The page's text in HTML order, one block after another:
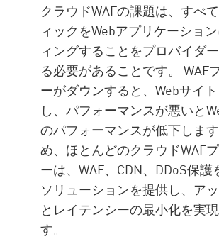
クラウドWAFの課題は、すべ
ィックをWebアプリケーショ
ィングすることをプロバイダ
る必要があることです。 WAF
ーがダウンすると、Webサイ
し、パフォーマンスが悪いと
のパフォーマンスが低下しま
め、ほとんどのクラウドWAF
ーは、WAF、CDN、DDoS保護
ソリューションを提供し、ア
とレイテンシーの最小化を実
す。